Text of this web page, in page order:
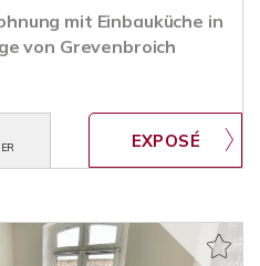
mit Einbauküche in
von Grevenbroich